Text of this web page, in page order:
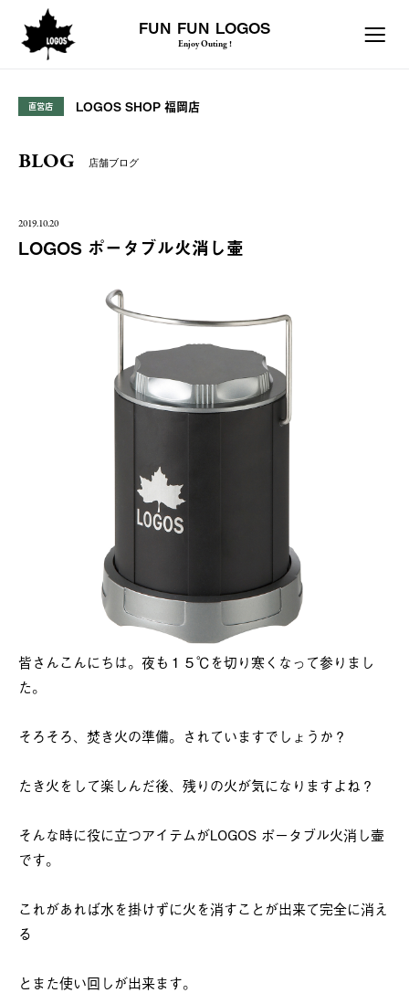
FUN FUN LOGOS
Enjoy Outing !
直営店 LOGOS SHOP 福岡店
BLOG 店舗ブログ
2019.10.20
LOGOS ポータブル火消し壷
皆さんこんにちは。夜も１５℃を切り寒くなって参りまし
た。
そろそろ、焚き火の準備。されていますでしょうか？
たき火をして楽しんだ後、残りの火が気になりますよね？
そんな時に役に立つアイテムがLOGOS ポータブル火消し壷
です。
これがあれば水を掛けずに火を消すことが出来て完全に消え
る
とまた使い回しが出来ます。